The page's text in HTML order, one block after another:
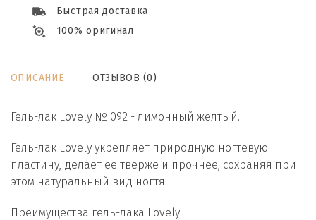
Быстрая доставка
100% оригинал
ОПИСАНИЕ ОТЗЫВОВ (0)
Гель-лак Lovely № 092 - лимонный желтый.
Гель-лак Lovely укрепляет природную ногтевую
пластину, делает ее тверже и прочнее, сохраняя при
этом натуральный вид ногтя.
Преимущества гель-лака Lovely: